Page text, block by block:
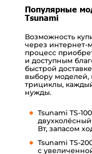
Популярные
Tsunami
Возможность
через интернет-
процесс
и доступным
быстрой
выбору моделей,
трициклы,
нужды.
Tsunami TS-
двухколёсный
Вт, запасом
Tsunami TS-
с